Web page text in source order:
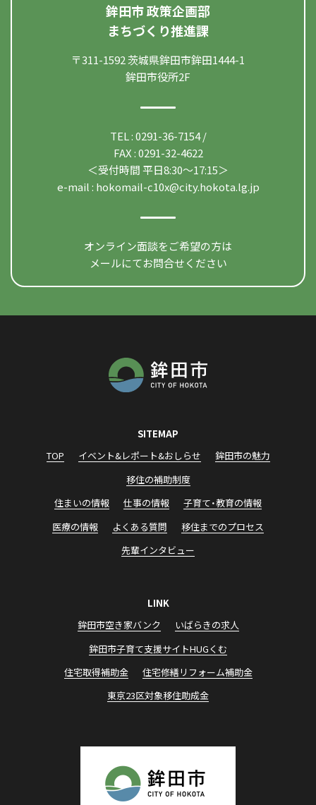
鉾田市 政策企画部
まちづくり推進課
〒311-1592 茨城県鉾田市鉾田1444-1
鉾田市役所2F
TEL : 0291-36-7154 /
FAX : 0291-32-4622
＜受付時間 平日8:30〜17:15＞
e-mail : hokomail-c10x@city.hokota.lg.jp
オンライン面談をご希望の方は
メールにてお問合せください
SITEMAP
TOP
イベント&レポート&おしらせ
鉾田市の魅力
移住の補助制度
住まいの情報
仕事の情報
子育て・教育の情報
医療の情報
よくある質問
移住までのプロセス
先輩インタビュー
LINK
鉾田市空き家バンク
いばらきの求⼈
鉾⽥市⼦育て⽀援サイトHUGくむ
住宅取得補助⾦
住宅修繕リフォーム補助⾦
東京23区対象移住助成⾦